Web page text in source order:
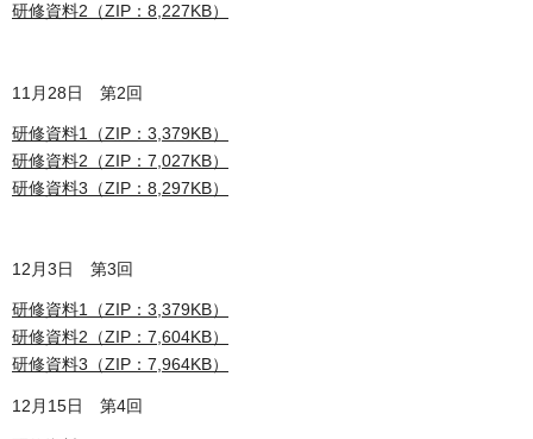
研修資料2（ZIP：8,227KB）
11月28日 第2回
研修資料1（ZIP：3,379KB）
研修資料2（ZIP：7,027KB）
研修資料3（ZIP：8,297KB）
12月3日 第3回
研修資料1（ZIP：3,379KB）
研修資料2（ZIP：7,604KB）
研修資料3（ZIP：7,964KB）
12月15日 第4回